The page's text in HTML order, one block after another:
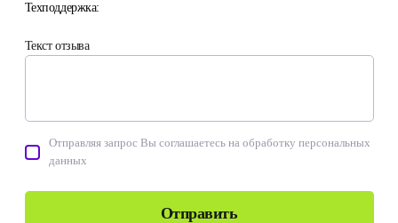
Техподдержка:
Текст отзыва
Отправляя запрос Вы соглашаетесь на обработку персональных
данных
Отправить